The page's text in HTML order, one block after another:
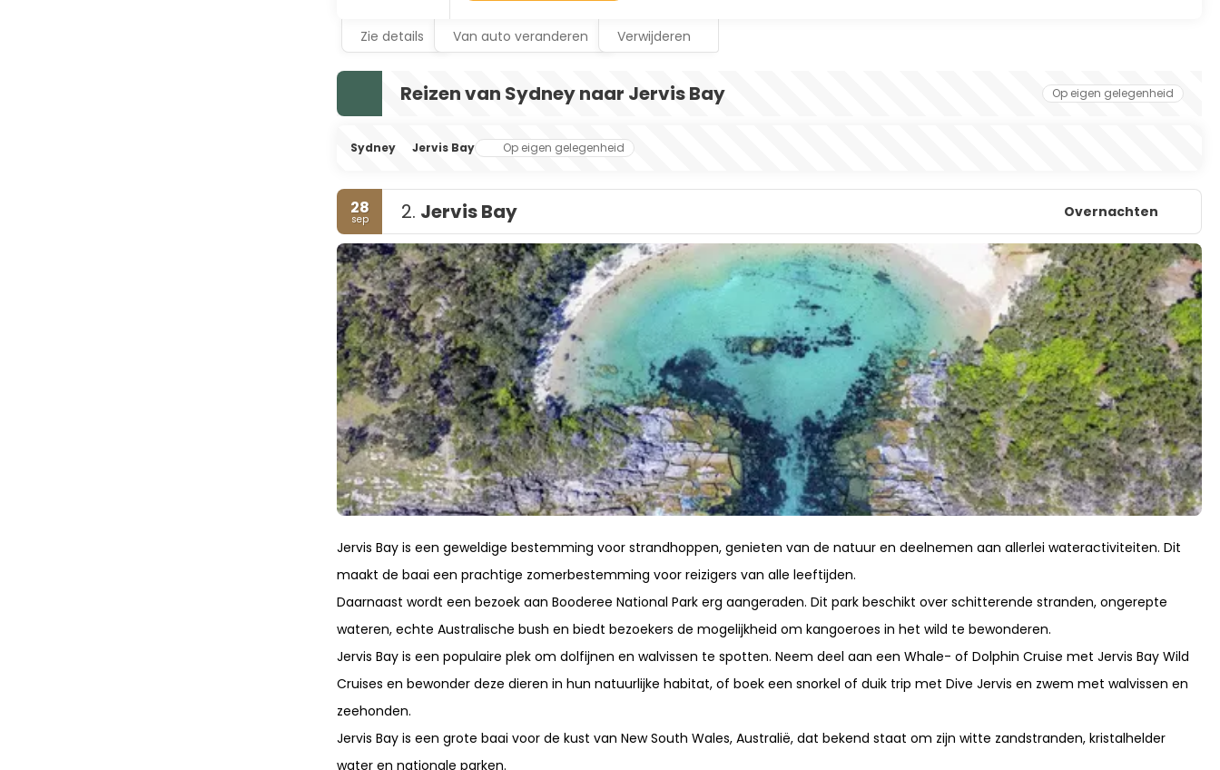
Zie details Van auto veranderen Verwijderen
Reizen van Sydney naar Jervis Bay Op eigen gelegenheid
Sydney Jervis Bay Op eigen gelegenheid
28
sep 2. Jervis Bay Overnachten
Jervis Bay is een grote baai voor de kust van New South Wales, Australië, dat bekend staat om zijn witte zandstranden, kristalhelder
water en nationale parken.
Jervis Bay is een populaire plek om dolfijnen en walvissen te spotten. Neem deel aan een Whale- of Dolphin Cruise met Jervis Bay Wild
Cruises en bewonder deze dieren in hun natuurlijke habitat, of boek een snorkel of duik trip met Dive Jervis en zwem met walvissen en
zeehonden.
Daarnaast wordt een bezoek aan Booderee National Park erg aangeraden. Dit park beschikt over schitterende stranden, ongerepte
wateren, echte Australische bush en biedt bezoekers de mogelijkheid om kangoeroes in het wild te bewonderen.
Jervis Bay is een geweldige bestemming voor strandhoppen, genieten van de natuur en deelnemen aan allerlei wateractiviteiten. Dit
maakt de baai een prachtige zomerbestemming voor reizigers van alle leeftijden.